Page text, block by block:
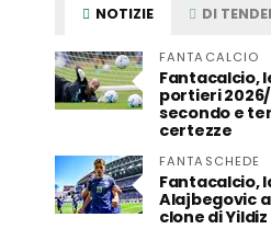
NOTIZIE DI
FANTACALCIO
Fantacalcio,
portieri
secondo e
certezze
FANTASCHEDE
Fantacalcio,
Alajbegovic
clone di Yildiz